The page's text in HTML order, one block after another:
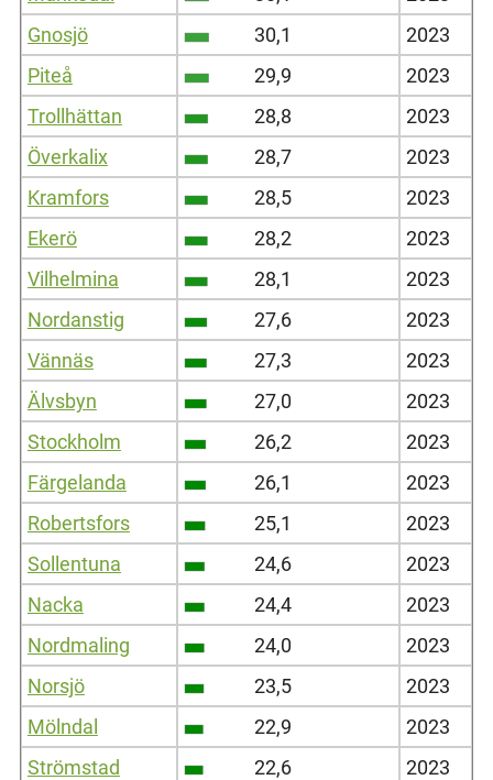
Gnosjö
30,1
2023
Piteå
29,9
2023
Trollhättan
28,8
2023
Överkalix
28,7
2023
Kramfors
28,5
2023
Ekerö
28,2
2023
Vilhelmina
28,1
2023
Nordanstig
27,6
2023
Vännäs
27,3
2023
Älvsbyn
27,0
2023
Stockholm
26,2
2023
Färgelanda
26,1
2023
Robertsfors
25,1
2023
Sollentuna
24,6
2023
Nacka
24,4
2023
Nordmaling
24,0
2023
Norsjö
23,5
2023
Mölndal
22,9
2023
Strömstad
22,6
2023